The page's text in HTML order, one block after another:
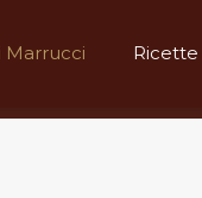
Marrucci Ricette